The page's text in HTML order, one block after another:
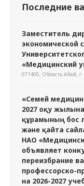
Последние
Заместитель
экономической
«Медицинский
071400, Область Абай,
«Семей
2027 оқу
құрамының бос
және қайта
НАО
объявляет
переизбрание
профессорско-
на 2026-2027